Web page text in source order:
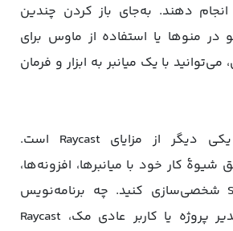
انجام دهند. به‌جای باز کردن چندین
در منوها یا استفاده از ماوس برای
می‌توانید با یک میانبر به ابزار و فرمان
انعطاف‌پذیری بالا یکی دیگر از مزایای Raycast است.
شیوهٔ کار خود با میانبرها، افزونه‌ها،
لینک‌ها و Snippets شخصی‌سازی کنید. چه برنامه‌نویس
باشید، چه طراح، مدیر پروژه یا کاربر عادی مک، Raycast